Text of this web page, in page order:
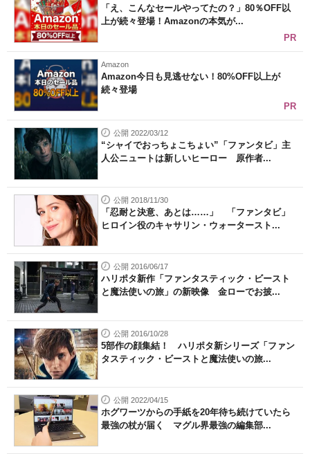
「え、こんなセールやってたの？」80％OFF以
上が続々登場！Amazonの本気が...
PR
Amazon
Amazon今日も見逃せない！80%OFF以上が
続々登場
PR
公開 2022/03/12
“シャイでおっちょこちょい”「ファンタビ」主
人公ニュートは新しいヒーロー 原作者...
公開 2018/11/30
「忍耐と決意、あとは……」 「ファンタビ」
ヒロイン役のキャサリン・ウォータースト...
公開 2016/06/17
ハリポタ新作「ファンタスティック・ビースト
と魔法使いの旅」の新映像 金ローでお披...
公開 2016/10/28
5部作の顔集結！ ハリポタ新シリーズ「ファン
タスティック・ビーストと魔法使いの旅...
公開 2022/04/15
ホグワーツからの手紙を20年待ち続けていたら
最強の杖が届く マグル界最強の編集部...